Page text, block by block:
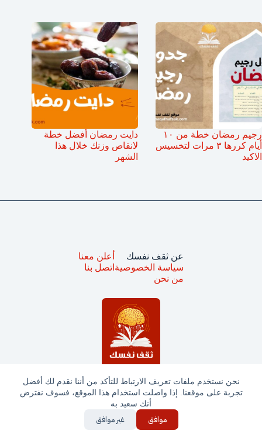
نحن نستخدم ملفات تعريف الارتباط للتأكد من أننا نقدم لك أفضل
تجربة على موقعنا. إذا واصلت استخدام هذا الموقع، فسوف نفترض
أنك سعيد به
موافق غير موافق
رجيم رمضان خطة من ١٠
أيام كررها ٣ مرات لتخسيس
الاكيد
دايت رمضان أفضل خطة
لانقاص وزنك خلال هذا
الشهر
جميع الحقوق محفوظة © ثقف نفسك 2025
عن ثقف نفسك
سياسة الخصوصية
من نحن
أعلن معنا
اتصل بنا